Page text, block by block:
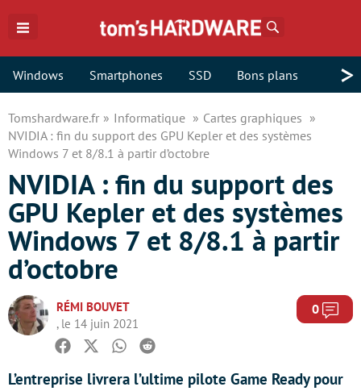
Windows Smartphones SSD Bons plans >
Tomshardware.fr Informatique
Cartes graphiques
NVIDIA : fin du support des GPU Kepler et des systèmes
Windows 7 et 8/8.1 à partir d’octobre
NVIDIA : fin du support des
GPU Kepler et des systèmes
Windows 7 et 8/8.1 à partir
d’octobre
RÉMI BOUVET
, le 14 juin 2021
0
Facebook
TwitterWhatsapp
Reddit
L’entreprise livrera l’ultime pilote Game Ready pour